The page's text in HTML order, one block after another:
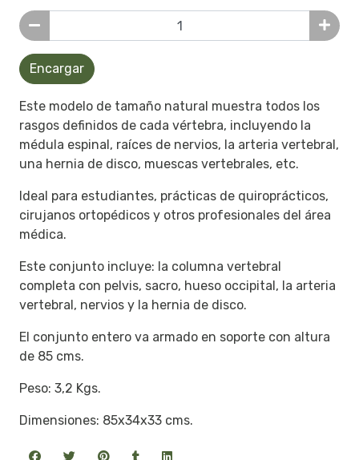
Encargar
Este modelo de tamaño natural muestra todos los
rasgos definidos de cada vértebra, incluyendo la
médula espinal, raíces de nervios, la arteria vertebral,
una hernia de disco, muescas vertebrales, etc.
Ideal para estudiantes, prácticas de quiroprácticos,
cirujanos ortopédicos y otros profesionales del área
médica.
Este conjunto incluye: la columna vertebral
completa con pelvis, sacro, hueso occipital, la arteria
vertebral, nervios y la hernia de disco.
El conjunto entero va armado en soporte con altura
de 85 cms.
Peso: 3,2 Kgs.
Dimensiones: 85x34x33 cms.